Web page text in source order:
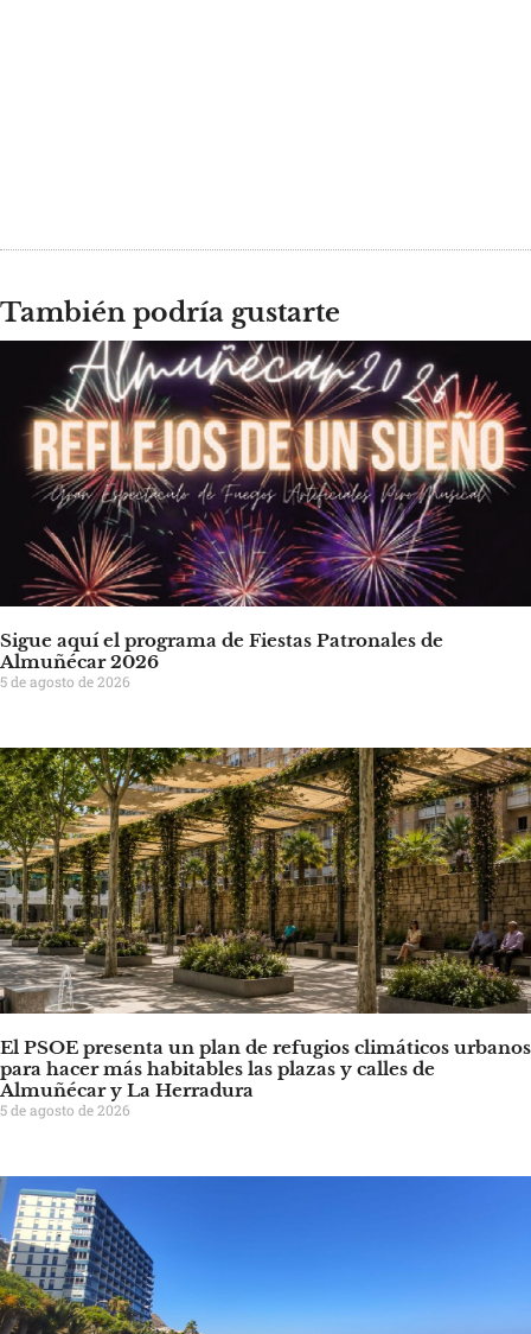
También podría gustarte
Sigue aquí el programa de Fiestas Patronales de
Almuñécar 2026
5 de agosto de 2026
El PSOE presenta un plan de refugios climáticos urbanos
para hacer más habitables las plazas y calles de
Almuñécar y La Herradura
5 de agosto de 2026